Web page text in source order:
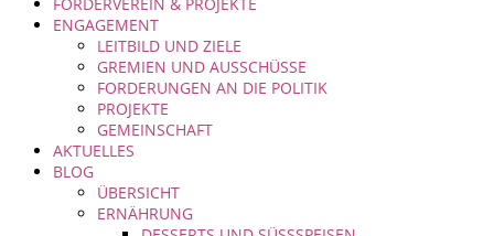
ENGAGEMENT
LEITBILD UND ZIELE
GREMIEN UND AUSSCHÜSSE
FORDERUNGEN AN DIE POLITIK
PROJEKTE
GEMEINSCHAFT
AKTUELLES
BLOG
ÜBERSICHT
ERNÄHRUNG